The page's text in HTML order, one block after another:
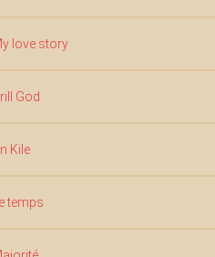
love story
God
Kile
temps